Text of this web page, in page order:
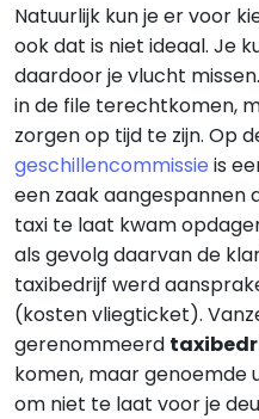
Natuurlijk kun je er voor
ook dat is niet ideaal. Je
daardoor je vlucht
in de file terechtkomen,
zorgen op tijd te zijn. Op
geschillencommissie is
een zaak aangespannen
taxi te laat kwam
als gevolg daarvan de
taxibedrijf werd
(kosten vliegticket).
gerenommeerd
komen, maar genoemde
om niet te laat voor je